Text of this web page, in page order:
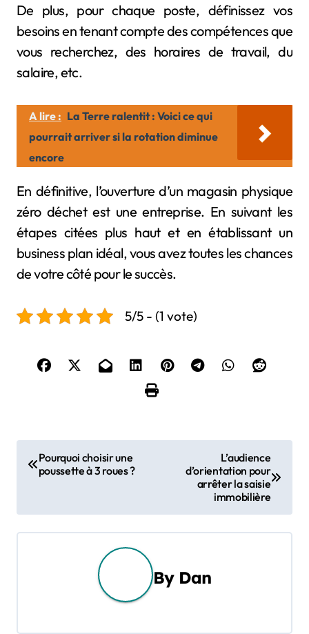
De plus, pour chaque poste, définissez vos
besoins en tenant compte des compétences que
vous recherchez, des horaires de travail, du
salaire, etc.
A lire : La Terre ralentit : Voici ce qui
pourrait arriver si la rotation diminue
encore
En définitive, l’ouverture d’un magasin physique
zéro déchet est une entreprise. En suivant les
étapes citées plus haut et en établissant un
business plan idéal, vous avez toutes les chances
de votre côté pour le succès.
5/5 - (1 vote)
N
v
i
Pourquoi choisir une
poussette à 3 roues ?
L’audience
d’orientation pour
arrêter la saisie
immobilière
By Dan